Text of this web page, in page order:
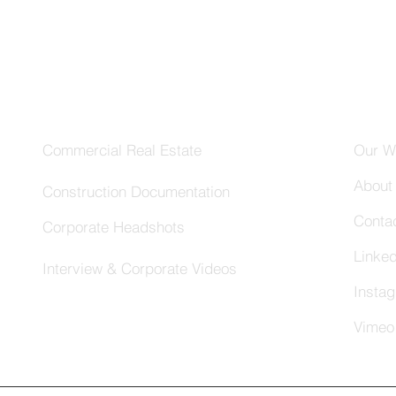
Commercial Real Estate
Construction Documentation
Corporate Headshots
Interview & Corporate Videos
Our
Vimeo